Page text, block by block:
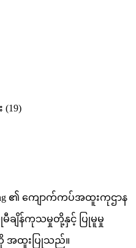
(19)
၏ ကျောက်ကပ်အထူးကုဌာန
မီချိန်ကုသမှုတို့နှင့် ပြုမူမှု
အထူးပြုသည်။